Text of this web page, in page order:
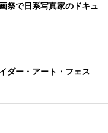
祭で日系写真家のドキュ
ダー・アート・フェス